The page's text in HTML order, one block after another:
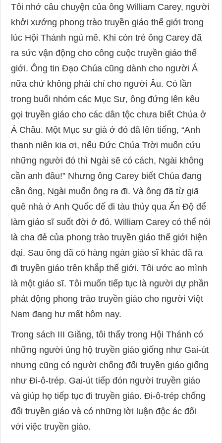
Tôi nhớ câu chuyện của ông William Carey, người
khởi xướng phong trào truyền giáo thế giới trong
lúc Hội Thánh ngủ mê. Khi còn trẻ ông Carey đã
ra sức vận động cho công cuộc truyền giáo thế
giới. Ông tin Đạo Chúa cũng dành cho người Á
nữa chứ không phải chỉ cho người Âu. Có lần
trong buổi nhóm các Mục Sư, ông đứng lên kêu
gọi truyền giáo cho các dân tộc chưa biết Chúa ở
Á Châu. Một Mục sư già ở đó đã lên tiếng, “Anh
thanh niên kia ơi, nếu Đức Chúa Trời muốn cứu
những người đó thì Ngài sẽ có cách, Ngài không
cần anh đâu!” Nhưng ông Carey biết Chúa đang
cần ông, Ngài muốn ông ra đi. Và ông đã từ giã
quê nhà ở Anh Quốc đế đi tàu thủy qua Ấn Độ để
làm giáo sĩ suốt đời ở đó. William Carey có thể nói
là cha đẻ của phong trào truyền giáo thế giới hiện
đại. Sau ông đã có hàng ngàn giáo sĩ khác đã ra
đi truyền giáo trên khắp thế giới. Tôi ước ao mình
là một giáo sĩ. Tôi muốn tiếp tục là người dự phần
phát động phong trào truyền giáo cho người Việt
Nam đang hư mất hôm nay.
Trong sách III Giăng, tôi thấy trong Hội Thánh có
những người ủng hộ truyền giáo giống như Gai-út
nhưng cũng có người chống đối truyền giáo giống
như Đi-ô-trép. Gai-út tiếp đón người truyền giáo
và giúp họ tiếp tục đi truyền giáo. Đi-ô-trép chống
đối truyền giáo và có những lời luận độc ác đối
với việc truyền giáo.